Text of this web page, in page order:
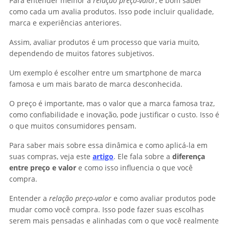
como cada um avalia produtos. Isso pode incluir qualidade,
marca e experiências anteriores.
Assim, avaliar produtos é um processo que varia muito,
dependendo de muitos fatores subjetivos.
Um exemplo é escolher entre um smartphone de marca
famosa e um mais barato de marca desconhecida.
O preço é importante, mas o valor que a marca famosa traz,
como confiabilidade e inovação, pode justificar o custo. Isso é
o que muitos consumidores pensam.
Para saber mais sobre essa dinâmica e como aplicá-la em
suas compras, veja este artigo. Ele fala sobre a diferença
entre preço e valor e como isso influencia o que você
compra.
Entender a relação preço-valor e como avaliar produtos pode
mudar como você compra. Isso pode fazer suas escolhas
serem mais pensadas e alinhadas com o que você realmente